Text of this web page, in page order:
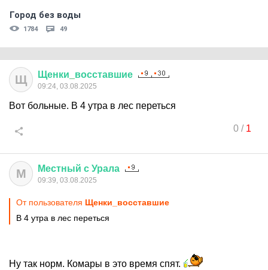
Город без воды
1784 49
Щ Щенки восставшие
09:24, 03.08.2025
Вот больные. В 4 утра в лес переться
0/ 1
М Местный с Урала
09:39, 03.08.2025
От пользователя Щенки_восставшие
В 4 утра в лес переться
Ну так норм. Комары в это время спят.